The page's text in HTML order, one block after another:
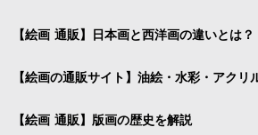
【絵画 通販】日本画と西洋画の違いとは？
【絵画の通販サイト】油絵・水彩・アクリ
【絵画 通販】版画の歴史を解説